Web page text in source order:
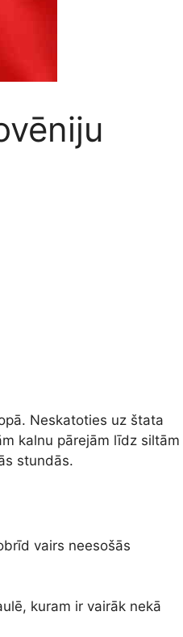
Neskatoties uz štata
kalnu pārejām līdz siltām
stundās.
vairs neesošās
kuram ir vairāk nekā